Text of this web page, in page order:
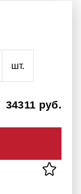
шт.
34311 руб.